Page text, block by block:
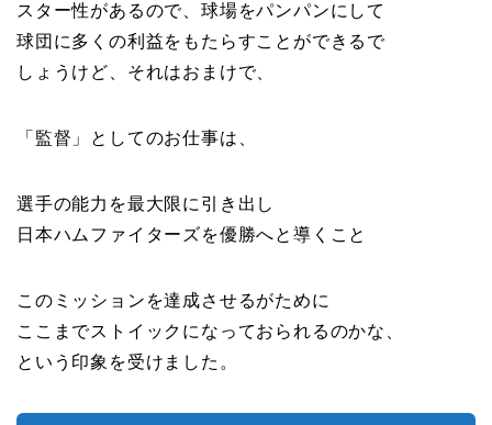
スター性があるので、球場をパンパンにして
球団に多くの利益をもたらすことができるで
しょうけど、それはおまけで、
「監督」としてのお仕事は、
選手の能力を最大限に引き出し
日本ハムファイターズを優勝へと導くこと
このミッションを達成させるがために
ここまでストイックになっておられるのかな、
という印象を受けました。